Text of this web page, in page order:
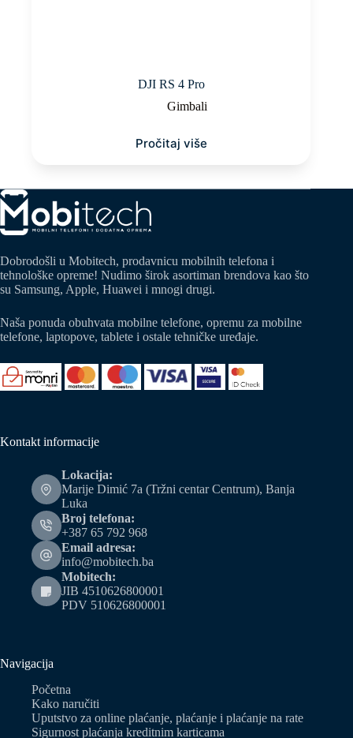
DJI RS 4 Pro
Gimbali
Pročitaj više
Dobrodošli u Mobitech, prodavnicu mobilnih telefona i
tehnološke opreme! Nudimo širok asortiman brendova kao što
su Samsung, Apple, Huawei i mnogi drugi.
Naša ponuda obuhvata mobilne telefone, opremu za mobilne
telefone, laptopove, tablete i ostale tehničke uređaje.
Kontakt informacije
Lokacija:
Marije Dimić 7a (Tržni centar Centrum), Banja
Luka
Broj telefona:
+387 65 792 968
Email adresa:
info@mobitech.ba
Mobitech:
JIB 4510626800001
PDV 510626800001
Navigacija
Početna
Kako naručiti
Uputstvo za online plaćanje, plaćanje i plaćanje na rate
Sigurnost plaćanja kreditnim karticama